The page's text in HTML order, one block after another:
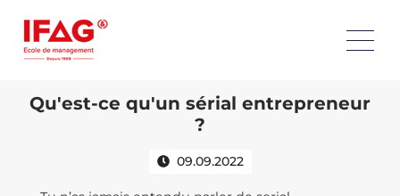
Qu'est-ce qu'un sérial entrepreneur
?
09.09.2022